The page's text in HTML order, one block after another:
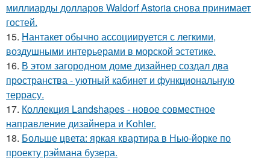
миллиарды долларов Waldorf Astoria снова принимает
гостей.
15. Нантакет обычно ассоциируется с легкими,
воздушными интерьерами в морской эстетике.
16. В этом загородном доме дизайнер создал два
пространства - уютный кабинет и функциональную
террасу.
17. Коллекция Landshapes - новое совместное
направление дизайнера и Kohler.
18. Больше цвета: яркая квартира в Нью-йорке по
проекту рэймана бузера.